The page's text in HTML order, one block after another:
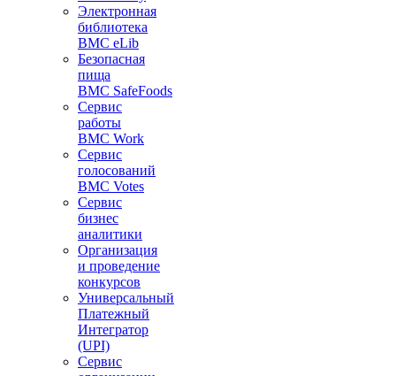
Электронная
библиотека
BMC eLib
Безопасная
пища
BMC SafeFoods
Сервис
работы
BMC Work
Сервис
голосований
BMC Votes
Сервис
бизнес
аналитики
Организация
и проведение
конкурсов
Универсальный
Платежный
Интегратор
(UPI)
Сервис